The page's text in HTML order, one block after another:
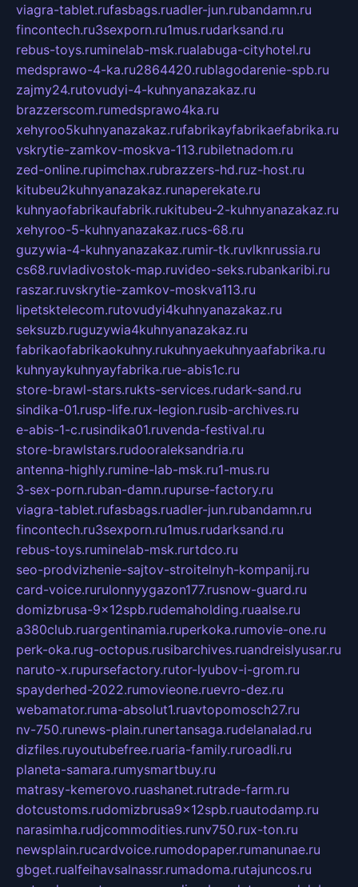
viagra-tablet.rufasbags.ruadler-jun.rubandamn.ru
fincontech.ru3sexporn.ru1mus.rudarksand.ru
rebus-toys.ruminelab-msk.rualabuga-cityhotel.ru
medsprawo-4-ka.ru2864420.rublagodarenie-spb.ru
zajmy24.rutovudyi-4-kuhnyanazakaz.ru
brazzerscom.rumedsprawo4ka.ru
xehyroo5kuhnyanazakaz.rufabrikayfabrikaefabrika.ru
vskrytie-zamkov-moskva-113.rubiletnadom.ru
zed-online.rupimchax.rubrazzers-hd.ruz-host.ru
kitubeu2kuhnyanazakaz.runaperekate.ru
kuhnyaofabrikaufabrik.rukitubeu-2-kuhnyanazakaz.ru
xehyroo-5-kuhnyanazakaz.rucs-68.ru
guzywia-4-kuhnyanazakaz.rumir-tk.ruvlknrussia.ru
cs68.ruvladivostok-map.ruvideo-seks.rubankaribi.ru
raszar.ruvskrytie-zamkov-moskva113.ru
lipetsktelecom.rutovudyi4kuhnyanazakaz.ru
seksuzb.ruguzywia4kuhnyanazakaz.ru
fabrikaofabrikaokuhny.rukuhnyaekuhnyaafabrika.ru
kuhnyaykuhnyayfabrika.rue-abis1c.ru
store-brawl-stars.rukts-services.rudark-sand.ru
sindika-01.rusp-life.rux-legion.rusib-archives.ru
e-abis-1-c.rusindika01.ruvenda-festival.ru
store-brawlstars.rudooraleksandria.ru
antenna-highly.rumine-lab-msk.ru1-mus.ru
3-sex-porn.ruban-damn.rupurse-factory.ru
viagra-tablet.rufasbags.ruadler-jun.rubandamn.ru
fincontech.ru3sexporn.ru1mus.rudarksand.ru
rebus-toys.ruminelab-msk.rurtdco.ru
seo-prodvizhenie-sajtov-stroitelnyh-kompanij.ru
card-voice.rurulonnyygazon177.rusnow-guard.ru
domizbrusa-9x12spb.rudemaholding.ruaalse.ru
a380club.ruargentinamia.ruperkoka.rumovie-one.ru
perk-oka.rug-octopus.rusibarchives.ruandreislyusar.ru
naruto-x.rupursefactory.rutor-lyubov-i-grom.ru
spayderhed-2022.rumovieone.ruevro-dez.ru
webamator.ruma-absolut1.ruavtopomosch27.ru
nv-750.runews-plain.runertansaga.rudelanalad.ru
dizfiles.ruyoutubefree.ruaria-family.ruroadli.ru
planeta-samara.rumysmartbuy.ru
matrasy-kemerovo.ruashanet.rutrade-farm.ru
dotcustoms.rudomizbrusa9x12spb.ruautodamp.ru
narasimha.rudjcommodities.runv750.rux-ton.ru
newsplain.rucardvoice.rumodopaper.rumanunae.ru
gbget.rualfeihavsalnassr.rumadoma.rutajuncos.ru